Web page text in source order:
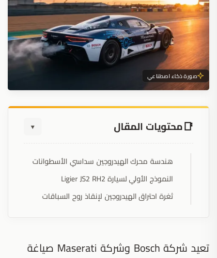
صورة ذكاء اصطناعي
محتويات المقال ▼
هندسة محرك الهيدروجين سداسي الأسطوانات
النموذج الأولي لسيارة Ligier JS2 RH2
ثغرة احتراق الهيدروجين لإنقاذ روح السباقات
تعيد شركة Bosch وشركة Maserati صياغة